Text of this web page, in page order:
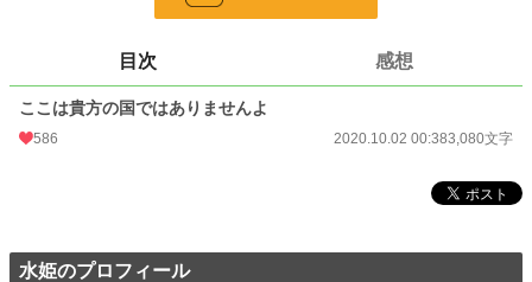
12,231 位 / 228,744 件
2,265 位 / 53,296 件
24h.ポイント
初回公開日時
目次 感想
ここは貴方の国ではありませんよ
586 2020.10.02 00:383,080文字
水姫のプロフィール